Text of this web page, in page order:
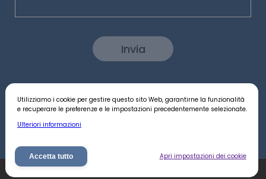
Seguici:
Invia
Utilizziamo i cookie per gestire questo sito Web, garantirne la funzionalità
e recuperare le preferenze e le impostazioni precedentemente selezionate.
Ulteriori informazioni
Accetta tutto Apri impostazioni dei cookie